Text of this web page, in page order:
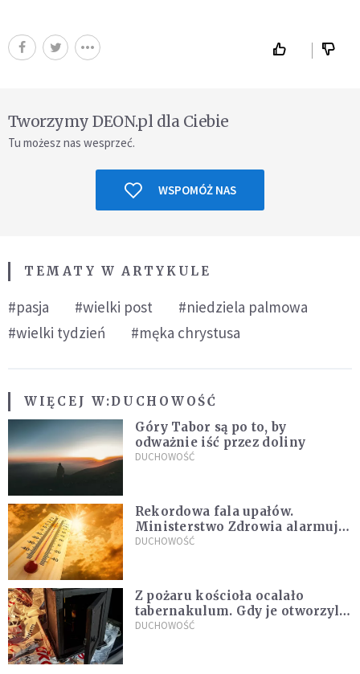
Tworzymy DEON.pl dla Ciebie
Tu możesz nas wesprzeć.
WSPOMÓŻ NAS
TEMATY W ARTYKULE
#pasja #wielki post
#niedziela palmowa
#wielki tydzień
#męka chrystusa
WIĘCEJ W:DUCHOWOŚĆ
Góry Tabor są po to, by
odważnie iść przez doliny
DUCHOWOŚĆ
Rekordowa fala upałów.
Ministerstwo Zdrowia alarmuje
po doświadczeniach z czerwca
DUCHOWOŚĆ
Z pożaru kościoła ocalało
tabernakulum. Gdy je otworzyli,
"zapach świeżego chleba
DUCHOWOŚĆ